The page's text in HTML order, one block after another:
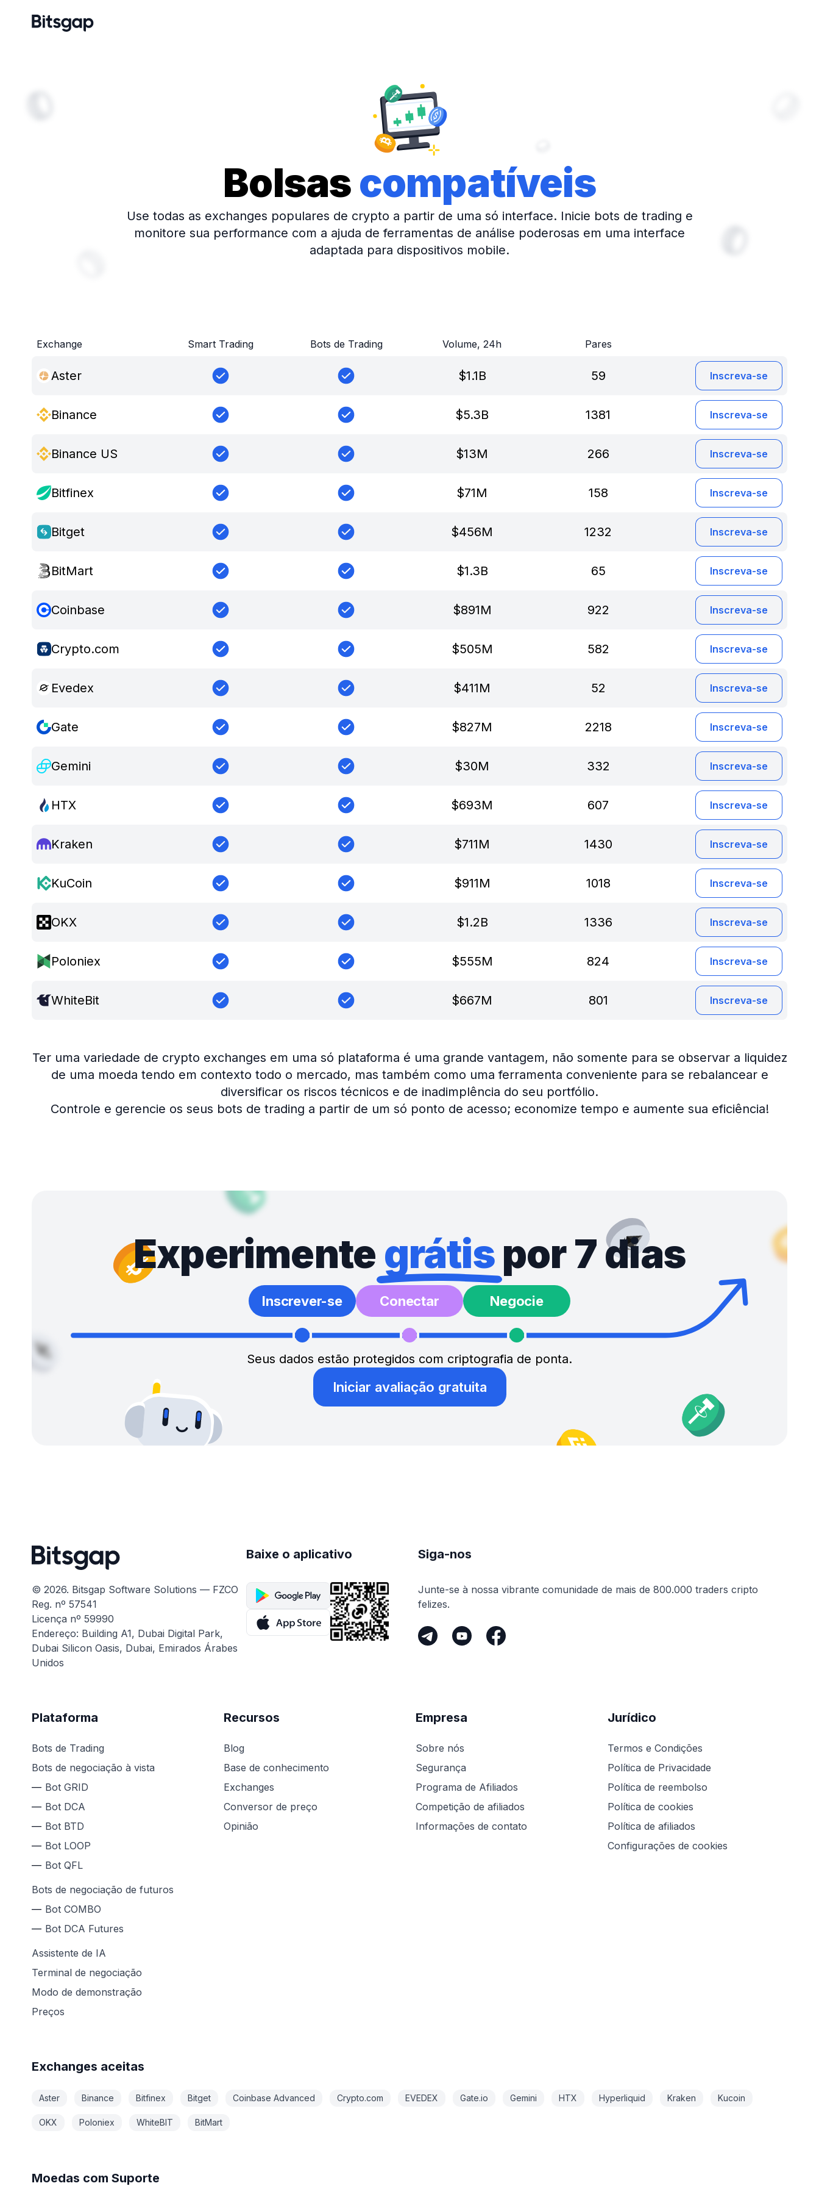
Bolsascompatíveis
Use todas as exchanges populares de crypto a partir de uma só interface. Inicie bots de trading e
monitore sua performance com a ajuda de ferramentas de análise poderosas em uma interface
adaptada para dispositivos mobile.
Exchange Smart Trading Bots de Trading Volume, 24h Pares
Aster $1.1B 59 Inscreva-se
Binance $5.3B 1381 Inscreva-se
Binance US $13M 266 Inscreva-se
Bitfinex $71M 158 Inscreva-se
Bitget $456M 1232 Inscreva-se
BitMart $1.3B 65 Inscreva-se
Coinbase $891M 922 Inscreva-se
Crypto.com $505M 582 Inscreva-se
Evedex $411M 52 Inscreva-se
Gate $827M 2218 Inscreva-se
Gemini $30M 332 Inscreva-se
HTX $693M 607 Inscreva-se
Kraken $711M 1430 Inscreva-se
KuCoin $911M 1018 Inscreva-se
OKX $1.2B 1336 Inscreva-se
Poloniex $555M 824 Inscreva-se
WhiteBit $667M 801 Inscreva-se
Ter uma variedade de crypto exchanges em uma só plataforma é uma grande vantagem, não somente para se observar a liquidez
de uma moeda tendo em contexto todo o mercado, mas também como uma ferramenta conveniente para se rebalancear e
diversificar os riscos técnicos e de inadimplência do seu portfólio.
Controle e gerencie os seus bots de trading a partir de um só ponto de acesso; economize tempo e aumente sua eficiência!
Experimente grátispor 7 dias
Inscrever-se Conectar Negocie
Seus dados estão protegidos com criptografia de ponta.
Iniciar avaliação gratuita
© 2026. Bitsgap Software Solutions — FZCO
Reg. nº 57541
Licença nº 59990
Endereço: Building A1, Dubai Digital Park,
Dubai Silicon Oasis, Dubai, Emirados Árabes
Unidos
Baixe o aplicativo Siga-nos
Junte-se à nossa vibrante comunidade de mais de 800.000 traders cripto
felizes.
Plataforma
Bots de Trading
Bots de negociação à vista
Bot GRID
Bot DCA
Bot BTD
Bot LOOP
Bot QFL
Bots de negociação de futuros
Bot COMBO
Bot DCA Futures
Assistente de IA
Terminal de negociação
Modo de demonstração
Preços
Recursos
Blog
Base de conhecimento
Exchanges
Conversor de preço
Opinião
Empresa
Sobre nós
Segurança
Programa de Afiliados
Competição de afiliados
Informações de contato
Jurídico
Termos e Condições
Política de Privacidade
Política de reembolso
Política de cookies
Política de afiliados
Configurações de cookies
Exchanges aceitas
Aster Binance Bitfinex Bitget Coinbase Advanced Crypto.com EVEDEX Gate.io Gemini HTX Hyperliquid Kraken Kucoin
OKX Poloniex WhiteBIT BitMart
Moedas com Suporte